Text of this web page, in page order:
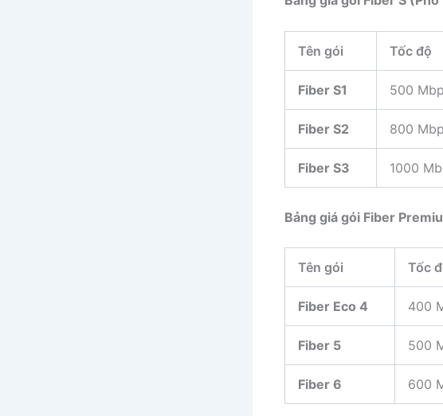
Tên gói Tốc độ
Fiber S1 500
Fiber S2 800
Fiber S3 1000
Bảng giá gói Fiber
Tên gói Tốc
Fiber Eco 4 400
Fiber 5 500
Fiber 6 600